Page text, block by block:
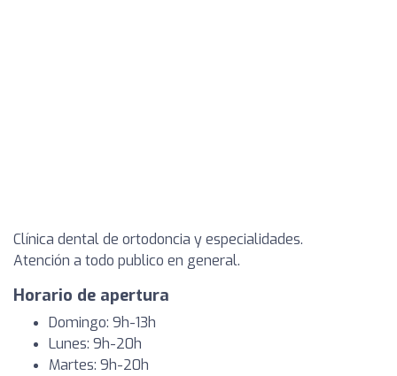
Clínica dental de ortodoncia y especialidades.
Atención a todo publico en general.
Horario de apertura
Domingo: 9h-13h
Lunes: 9h-20h
Martes: 9h-20h